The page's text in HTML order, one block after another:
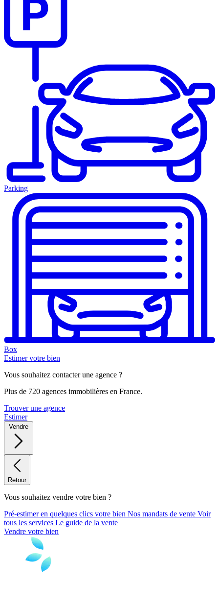
Parking
Box
Estimer votre bien
Vous souhaitez contacter une agence ?
Plus de 720 agences immobilières en France.
Trouver une agence
Estimer
Vendre
Retour
Vous souhaitez vendre votre bien ?
Pré-estimer en quelques clics votre bien Nos mandats de vente Voir
tous les services Le guide de la vente
Vendre votre bien